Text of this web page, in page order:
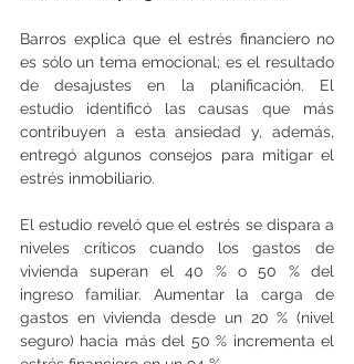
Barros explica que el estrés financiero no
es sólo un tema emocional; es el resultado
de desajustes en la planificación. El
estudio identificó las causas que más
contribuyen a esta ansiedad y, además,
entregó algunos consejos para mitigar el
estrés inmobiliario.
El estudio reveló que el estrés se dispara a
niveles críticos cuando los gastos de
vivienda superan el 40 % o 50 % del
ingreso familiar. Aumentar la carga de
gastos en vivienda desde un 20 % (nivel
seguro) hacia más del 50 % incrementa el